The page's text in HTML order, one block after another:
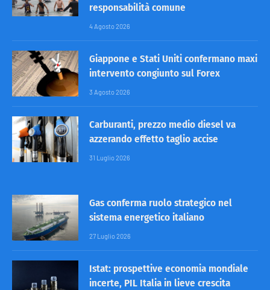
responsabilità comune
4 Agosto 2026
Giappone e Stati Uniti confermano maxi
intervento congiunto sul Forex
3 Agosto 2026
Carburanti, prezzo medio diesel va
azzerando effetto taglio accise
31 Luglio 2026
Gas conferma ruolo strategico nel
sistema energetico italiano
27 Luglio 2026
Istat: prospettive economia mondiale
incerte, PIL Italia in lieve crescita